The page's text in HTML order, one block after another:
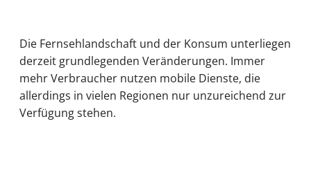
Die Fernsehlandschaft und der Konsum unterliegen
derzeit grundlegenden Veränderungen. Immer
mehr Verbraucher nutzen mobile Dienste, die
allerdings in vielen Regionen nur unzureichend zur
Verfügung stehen.